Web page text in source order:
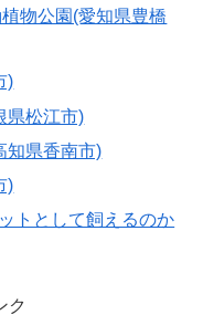
物公園(愛知県豊橋
)
県松江市)
知県香南市)
)
トとして飼えるのか
ク